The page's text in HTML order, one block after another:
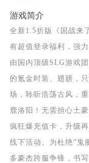
游戏简介
全新1.5折版《国战来
有超值登录福利，强
由国内顶级SLG游戏
的氪金时装、翅膀，
场，聆听浩荡古风，
鹿洛阳！无需担心土
疯狂爆充值卡，升级
线下活动。为杜绝“鬼
多豪杰跨服争锋，书